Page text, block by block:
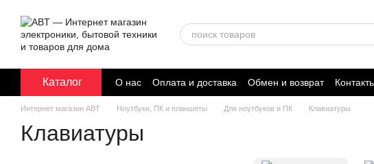
Каталог О нас Оплата и доставка Обмен и возврат
Договор публичной оферты
Интернет магазин ABT Ноутбуки, ПК и планшеты Для ноутбуков и ПК Клавиатуры
Клавиатуры